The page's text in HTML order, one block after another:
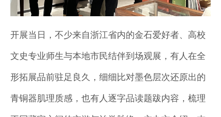
开展当日，不少来自浙江省内的金石爱好者、高校
文史专业师生与本地市民结伴到场观展，有人在全
形拓展品前驻足良久，细细比对墨色层次还原出的
青铜器肌理质感，也有人逐字品读题跋内容，梳理